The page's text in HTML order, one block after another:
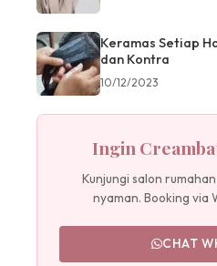
Keramas Setiap
dan Kontra
10/12/2023
Ingin
Kunjungi salon
nyaman. Booking via
CHAT